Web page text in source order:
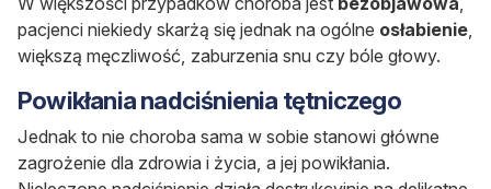
pacjenci niekiedy skarżą się jednak na ogólne osłabienie
większą męczliwość, zaburzenia snu czy bóle głowy.
Powikłania nadciśnienia tętniczego
Jednak to nie choroba sama w sobie stanowi główne
zagrożenie dla zdrowia i życia, a jej powikłania.